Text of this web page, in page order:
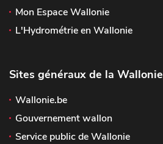
Mon Espace Wallonie
L'Hydrométrie en Wallonie
Sites généraux de la Wallonie
Wallonie.be
Gouvernement wallon
Service public de Wallonie